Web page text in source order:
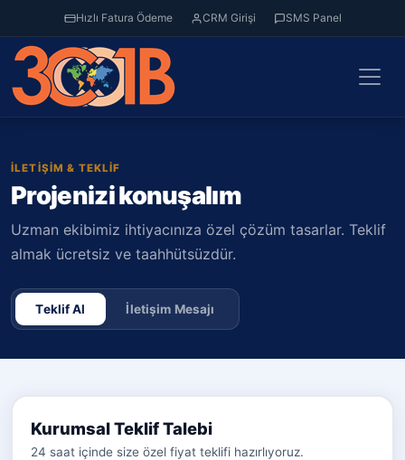
Hızlı Fatura Ödeme CRM Girişi SMS Panel
İLETIŞIM & TEKLIF
Projenizi konuşalım
Uzman ekibimiz ihtiyacınıza özel çözüm tasarlar. Teklif
almak ücretsiz ve taahhütsüzdür.
Teklif Al İletişim Mesajı
Kurumsal Teklif Talebi
24 saat içinde size özel fiyat teklifi hazırlıyoruz.